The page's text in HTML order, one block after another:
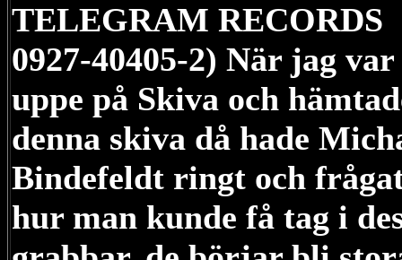
TELEGRAM RECORDS
0927-40405-2) När jag var
uppe på Skiva och
denna skiva då hade
Bindefeldt ringt och
hur man kunde få tag i